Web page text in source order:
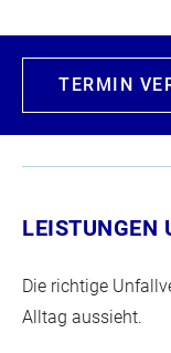
TERMIN
LEISTUNGEN
Die richtige
Alltag aussieht.